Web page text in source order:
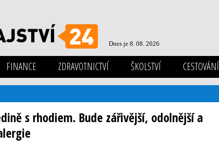
Dnes je 8. 08. 2026
FINANCE ZDRAVOTNICTVÍ ŠKOLSTVÍ CESTOVÁNÍ
s rhodiem. Bude zářivější, odolnější a